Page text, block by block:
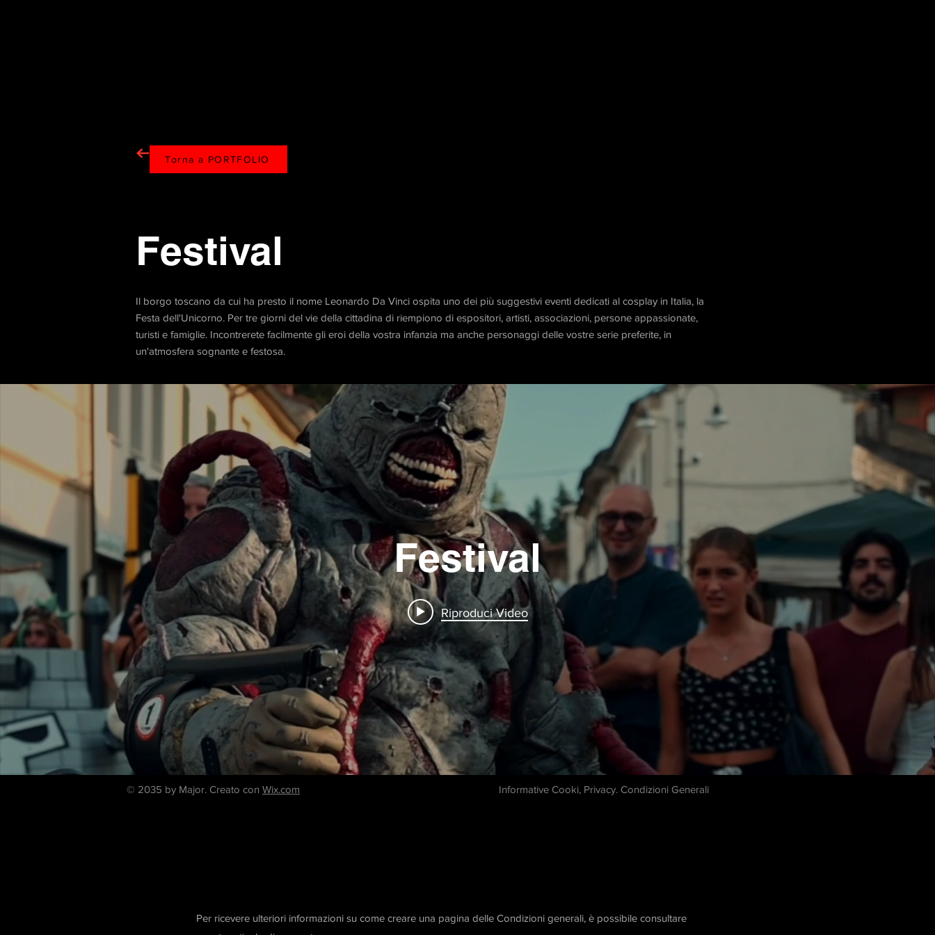
Torna a PORTFOLIO
Festival
Il borgo toscano da cui ha presto il nome Leonardo Da Vinci ospita uno dei più suggestivi eventi dedicati al cosplay in Italia, la
Festa dell'Unicorno. Per tre giorni del vie della cittadina di riempiono di espositori, artisti, associazioni, persone appassionate,
turisti e famiglie. Incontrerete facilmente gli eroi della vostra infanzia ma anche personaggi delle vostre serie preferite, in
un'atmosfera sognante e festosa.
Festival
Riproduci Video
© 2035 by Major. Creato con Wix.com Informative Cooki, Privacy. Condizioni Generali
Per ricevere ulteriori informazioni su come creare una pagina delle Condizioni generali, è possibile consultare